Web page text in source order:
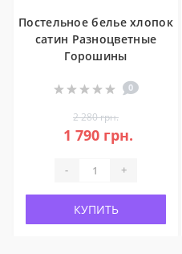
Постельное белье хлопок
сатин Разноцветные
Горошины
0
2 280 грн.
1 790 грн.
- +
КУПИТЬ